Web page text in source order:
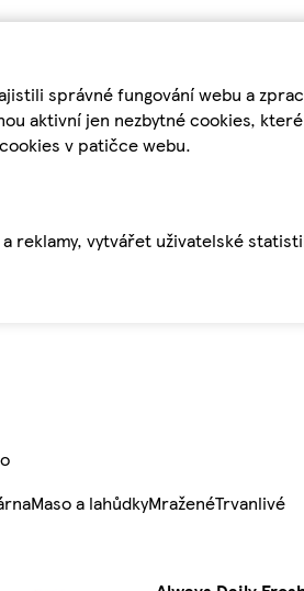
správné fungování webu a
aktivní jen nezbytné cookies,
v patičce webu.
vytvářet uživatelské
Maso a lahůdkyMraženéTrvanlivé